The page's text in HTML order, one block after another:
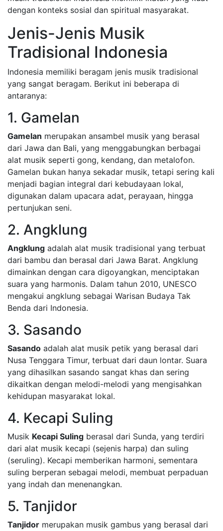
dengan konteks sosial dan spiritual masyarakat.
Jenis-Jenis Musik
Tradisional Indonesia
Indonesia memiliki beragam jenis musik tradisional
yang sangat beragam. Berikut ini beberapa di
antaranya:
1. Gamelan
Gamelan merupakan ansambel musik yang berasal
dari Jawa dan Bali, yang menggabungkan berbagai
alat musik seperti gong, kendang, dan metalofon.
Gamelan bukan hanya sekadar musik, tetapi sering kali
menjadi bagian integral dari kebudayaan lokal,
digunakan dalam upacara adat, perayaan, hingga
pertunjukan seni.
2. Angklung
Angklung adalah alat musik tradisional yang terbuat
dari bambu dan berasal dari Jawa Barat. Angklung
dimainkan dengan cara digoyangkan, menciptakan
suara yang harmonis. Dalam tahun 2010, UNESCO
mengakui angklung sebagai Warisan Budaya Tak
Benda dari Indonesia.
3. Sasando
Sasando adalah alat musik petik yang berasal dari
Nusa Tenggara Timur, terbuat dari daun lontar. Suara
yang dihasilkan sasando sangat khas dan sering
dikaitkan dengan melodi-melodi yang mengisahkan
kehidupan masyarakat lokal.
4. Kecapi Suling
Musik Kecapi Suling berasal dari Sunda, yang terdiri
dari alat musik kecapi (sejenis harpa) dan suling
(seruling). Kecapi memberikan harmoni, sementara
suling berperan sebagai melodi, membuat perpaduan
yang indah dan menenangkan.
5. Tanjidor
Tanjidor merupakan musik gambus yang berasal dari